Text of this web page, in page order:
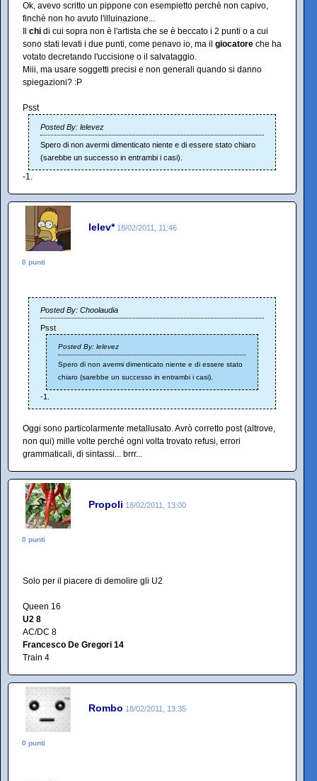
Ok, avevo scritto un pippone con esempietto perchè non capivo,
finchè non ho avuto l'illuinazione...
chi di cui sopra non è l'artista che se è beccato i 2 punti o a cui
sono stati levati i due punti, come penavo io, ma il giocatore che ha
votato decretando l'uccisione o il salvataggio.
Miii, ma usare soggetti precisi e non generali quando si danno
spiegazioni? :P
Psst
Posted By: lelevez
Spero di non avermi dimenticato niente e di essere stato chiaro
(sarebbe un successo in entrambi i casi).
-1.
lelev* 18/02/2011, 11:46
0 punti
Posted By: Choolaudia
Psst
Posted By: lelevez
Spero di non avermi dimenticato niente e di essere stato
chiaro (sarebbe un successo in entrambi i casi).
-1.
Oggi sono particolarmente metallusato. Avrò corretto post (altrove,
non qui) mille volte perché ogni volta trovato refusi, errori
grammaticali, di sintassi... brrr...
Propoli 18/02/2011, 13:00
0 punti
Solo per il piacere di demolire gli U2
Queen 16
U2 8
AC/DC 8
Francesco De Gregori 14
Train 4
Rombo 18/02/2011, 13:35
0 punti